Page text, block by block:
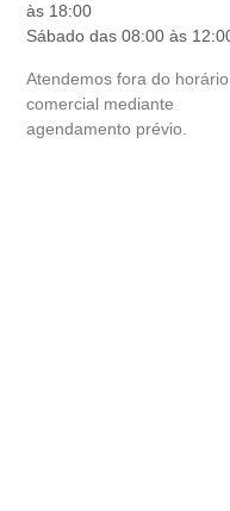
às 18:00
Sábado das 08:00 às
Atendemos fora do horário
comercial mediante
agendamento prévio.